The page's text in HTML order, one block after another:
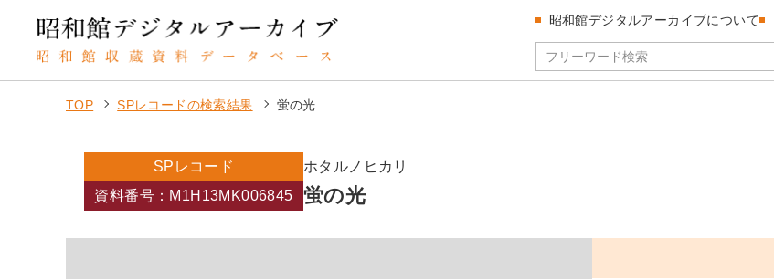
昭和館デジタルアーカイブについて
TOP SPレコードの検索結果 蛍の光
SPレコード
ホタルノヒカリ
資料番号：M1H13MK006845
蛍の光